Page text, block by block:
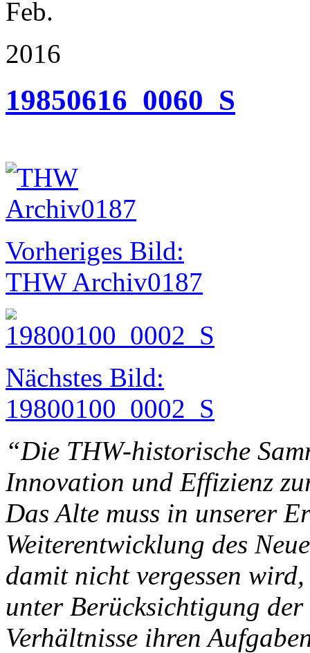
Feb.
2016
19850616_0060_S
Vorheriges Bild:
THW Archiv0187
Nächstes Bild:
19800100_0002_S
“Die THW-historische
Innovation und Effizienz
Das Alte muss in unserer
Weiterentwicklung des
damit nicht vergessen
unter Berücksichtigung
Verhältnisse ihren